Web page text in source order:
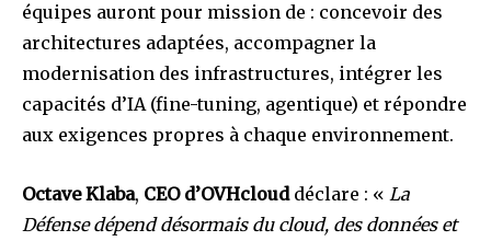
équipes auront pour mission de : concevoir des
architectures adaptées, accompagner la
modernisation des infrastructures, intégrer les
capacités d’IA (fine-tuning, agentique) et répondre
aux exigences propres à chaque environnement.
Octave Klaba, CEO d’OVHclouddéclare : « La
Défense dépend désormais du cloud, des données et